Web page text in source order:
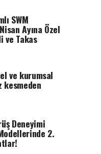
SWM
Ayına Özel
ve Takas
ve kurumsal
kesmeden
Deneyimi
2.